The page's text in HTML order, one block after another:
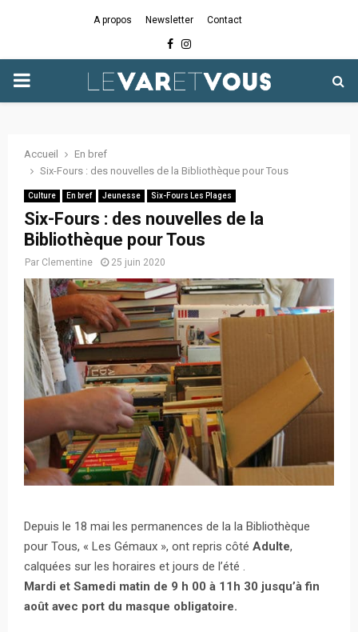
A propos Newsletter Contact
Facebook
Instagram
PRIMARY
Accueil
En bref
Six-Fours : des nouvelles de la Bibliothèque pour Tous
Culture En bref Jeunesse Six-Fours Les Plages
Six-Fours : des nouvelles de la
Bibliothèque pour Tous
Par Clementine 25 juin 2020
Depuis le 18 mai les permanences de la la Bibliothèque
pour Tous, « Les Gémaux », ont repris côté Adulte,
calquées sur les horaires et jours de l’été .
Mardi et Samedi matin de 9 h 00 à 11h 30 jusqu’à fin
août avec port du masque obligatoire.